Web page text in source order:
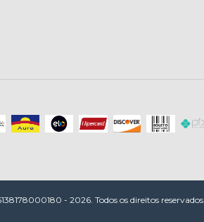
- 2026. Todos os direitos reservados.